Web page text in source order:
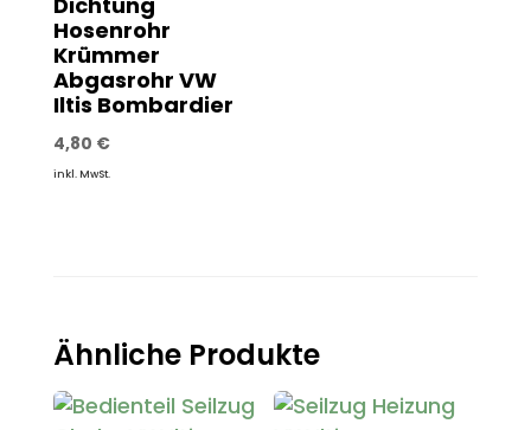
Hosenrohr
Krümmer
Abgasrohr VW
Iltis Bombardier
4,80 €
inkl. MwSt.
Ähnliche Produkte